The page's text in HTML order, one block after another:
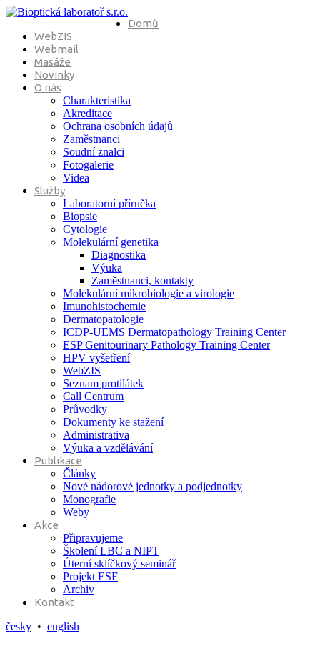
Domů
WebZIS
Webmail
Masáže
Novinky
O nás
Charakteristika
Akreditace
Ochrana osobních údajů
Zaměstnanci
Soudní znalci
Fotogalerie
Videa
Služby
Laboratorní příručka
Biopsie
Cytologie
Molekulární genetika
Diagnostika
Výuka
Zaměstnanci, kontakty
Molekulární mikrobiologie a virologie
Imunohistochemie
Dermatopatologie
ICDP-UEMS Dermatopathology Training Center
ESP Genitourinary Pathology Training Center
HPV vyšetření
WebZIS
Seznam protilátek
Call Centrum
Průvodky
Dokumenty ke stažení
Administrativa
Výuka a vzdělávání
Publikace
Články
Nové nádorové jednotky a podjednotky
Monografie
Weby
Akce
Připravujeme
Školení LBC a NIPT
Úterní sklíčkový seminář
Projekt ESF
Archiv
Kontakt
česky • english